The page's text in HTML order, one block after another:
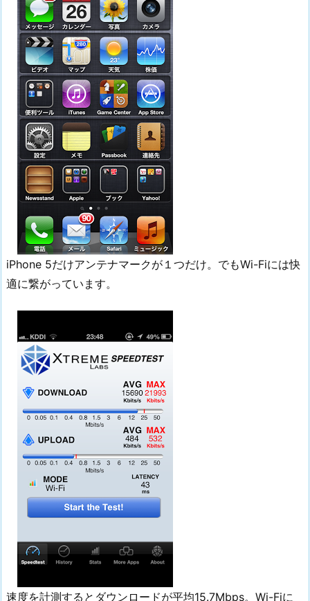
iPhone 5だけアンテナマークが１つだけ。でもWi-Fiには快
適に繋がっています。
速度を計測するとダウンロードが平均15.7Mbps。Wi-Fiに